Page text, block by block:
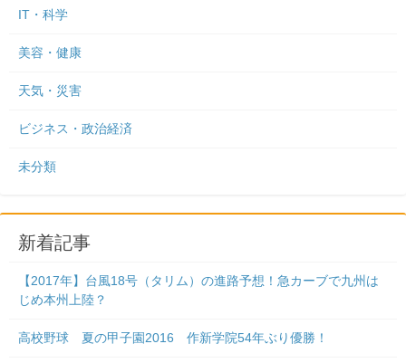
IT・科学
美容・健康
天気・災害
ビジネス・政治経済
未分類
新着記事
【2017年】台風18号（タリム）の進路予想！急カーブで九州は
じめ本州上陸？
高校野球 夏の甲子園2016 作新学院54年ぶり優勝！